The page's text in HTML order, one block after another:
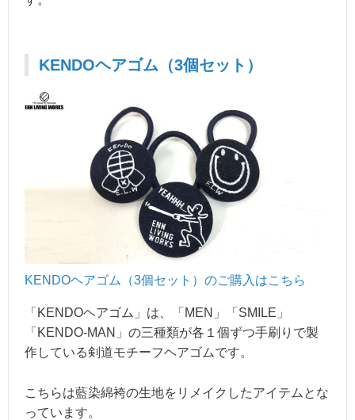
KENDOヘアゴム（3個セット）
KENDOヘアゴム（3個セッ ト）のご購入はこちら
「KENDOヘアゴム」は、「MEN」「SMILE」
「KENDO-MAN」の三種類が各１個ずつ手刷りで製
作している剣道モチーフヘアゴムです。
こちらは藍染綿袴の生地をリメイクしたアイテムとな
っています。